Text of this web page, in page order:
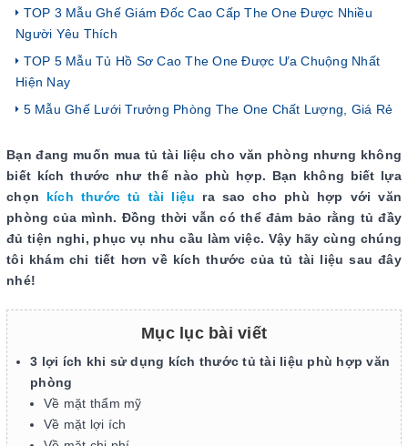
TOP 3 Mẫu Ghế Giám Đốc Cao Cấp The One Được Nhiều
Người Yêu Thích
TOP 5 Mẫu Tủ Hồ Sơ Cao The One Được Ưa Chuộng Nhất
Hiện Nay
5 Mẫu Ghế Lưới Trưởng Phòng The One Chất Lượng, Giá Rẻ
Bạn đang muốn mua tủ tài liệu cho văn phòng nhưng không
biết kích thước như thế nào phù hợp. Bạn không biết lựa
chọn kích thước tủ tài liệu ra sao cho phù hợp với văn
phòng của mình. Đồng thời vẫn có thể đảm bảo rằng tủ đầy
đủ tiện nghi, phục vụ nhu cầu làm việc. Vậy hãy cùng chúng
tôi khám chi tiết hơn về kích thước của tủ tài liệu sau đây
nhé!
Mục lục bài viết
3 lợi ích khi sử dụng kích thước tủ tài liệu phù hợp văn
phòng
Về mặt thẩm mỹ
Về mặt lợi ích